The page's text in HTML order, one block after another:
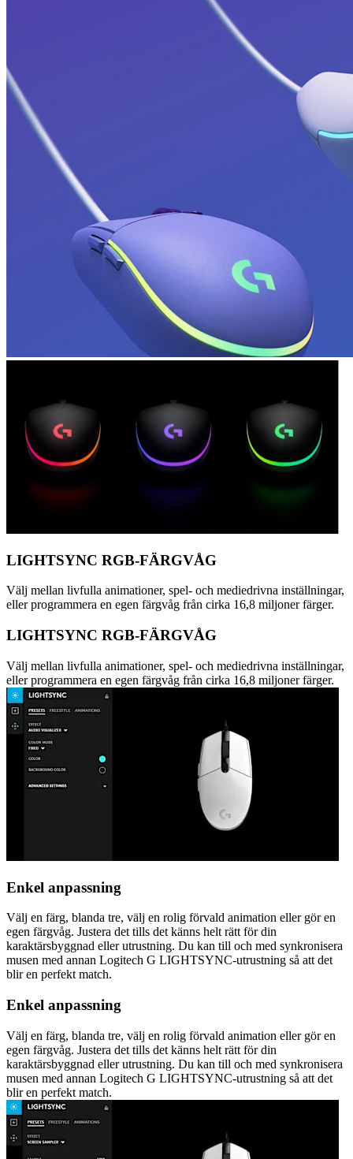
LIGHTSYNC RGB-FÄRGVÅG
Välj mellan livfulla animationer, spel- och mediedrivna inställningar,
eller programmera en egen färgvåg från cirka 16,8 miljoner färger.
LIGHTSYNC RGB-FÄRGVÅG
Välj mellan livfulla animationer, spel- och mediedrivna inställningar,
eller programmera en egen färgvåg från cirka 16,8 miljoner färger.
Enkel anpassning
Välj en färg, blanda tre, välj en rolig förvald animation eller gör en
egen färgvåg. Justera det tills det känns helt rätt för din
karaktärsbyggnad eller utrustning. Du kan till och med synkronisera
musen med annan Logitech G LIGHTSYNC-utrustning så att det
blir en perfekt match.
Enkel anpassning
Välj en färg, blanda tre, välj en rolig förvald animation eller gör en
egen färgvåg. Justera det tills det känns helt rätt för din
karaktärsbyggnad eller utrustning. Du kan till och med synkronisera
musen med annan Logitech G LIGHTSYNC-utrustning så att det
blir en perfekt match.